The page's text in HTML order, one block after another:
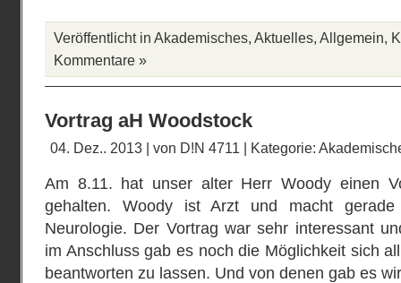
Veröffentlicht in Akademisches, Aktuelles, Allgemein,
Kommentare »
Vortrag aH Woodstock
04. Dez.. 2013 | von D!N 4711 | Kategorie:
Am 8.11. hat unser alter Herr Woody einen
gehalten. Woody ist Arzt und macht
Neurologie. Der Vortrag war sehr interessant
im Anschluss gab es noch die Möglichkeit sich
beantworten zu lassen. Und von denen gab es